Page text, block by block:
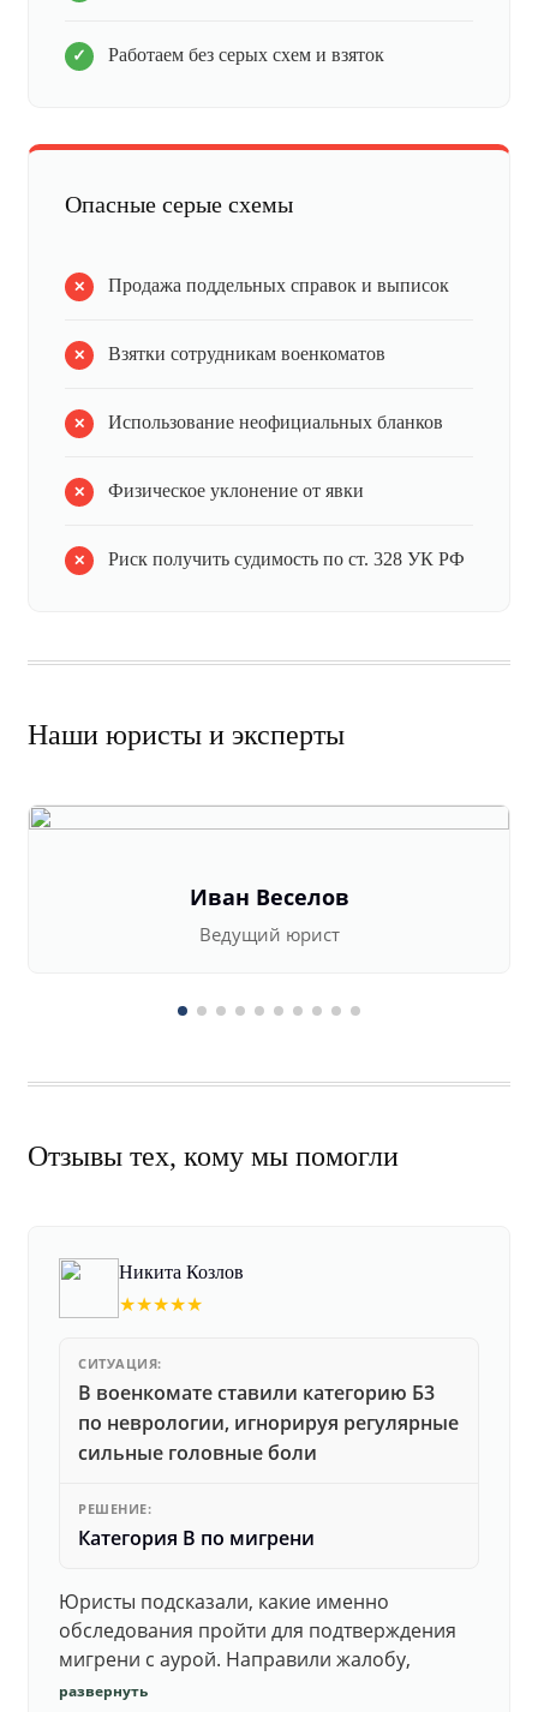
Работаем без серых схем и взяток
Опасные серые схемы
Продажа поддельных справок и выписок
Взятки сотрудникам военкоматов
Использование неофициальных бланков
Физическое уклонение от явки
Риск получить судимость по ст. 328 УК РФ
Наши юристы и эксперты
Иван Веселов
Ведущий юрист
Отзывы тех, кому мы помогли
Никита Козлов
★★★★★
СИТУАЦИЯ:
В военкомате ставили категорию Б3
по неврологии, игнорируя регулярные
сильные головные боли
РЕШЕНИЕ:
Категория В по мигрени
Юристы подсказали, какие именно
обследования пройти для подтверждения
мигрени с аурой. Направили жалобу,
добились повторного осмотра и списания в
развернуть